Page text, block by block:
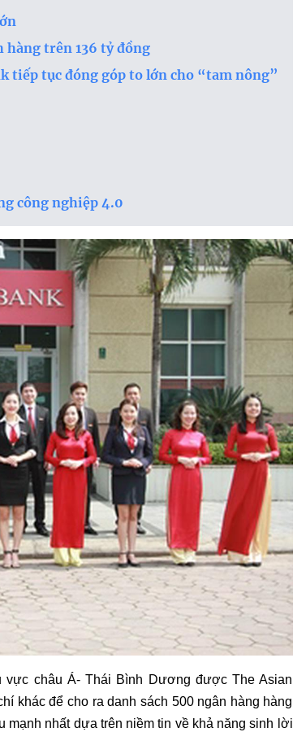
hàng trên 136 tỷ đồng
tiếp tục đóng góp to lớn cho “tam nông”
công nghiệp 4.0
vực châu Á- Thái Bình Dương được The Asian
khác để cho ra danh sách 500 ngân hàng hàng
nhất dựa trên niềm tin về khả năng sinh lời